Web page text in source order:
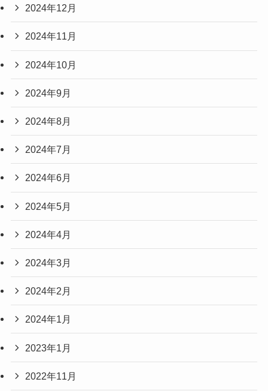
2024年12月
2024年11月
2024年10月
2024年9月
2024年8月
2024年7月
2024年6月
2024年5月
2024年4月
2024年3月
2024年2月
2024年1月
2023年1月
2022年11月